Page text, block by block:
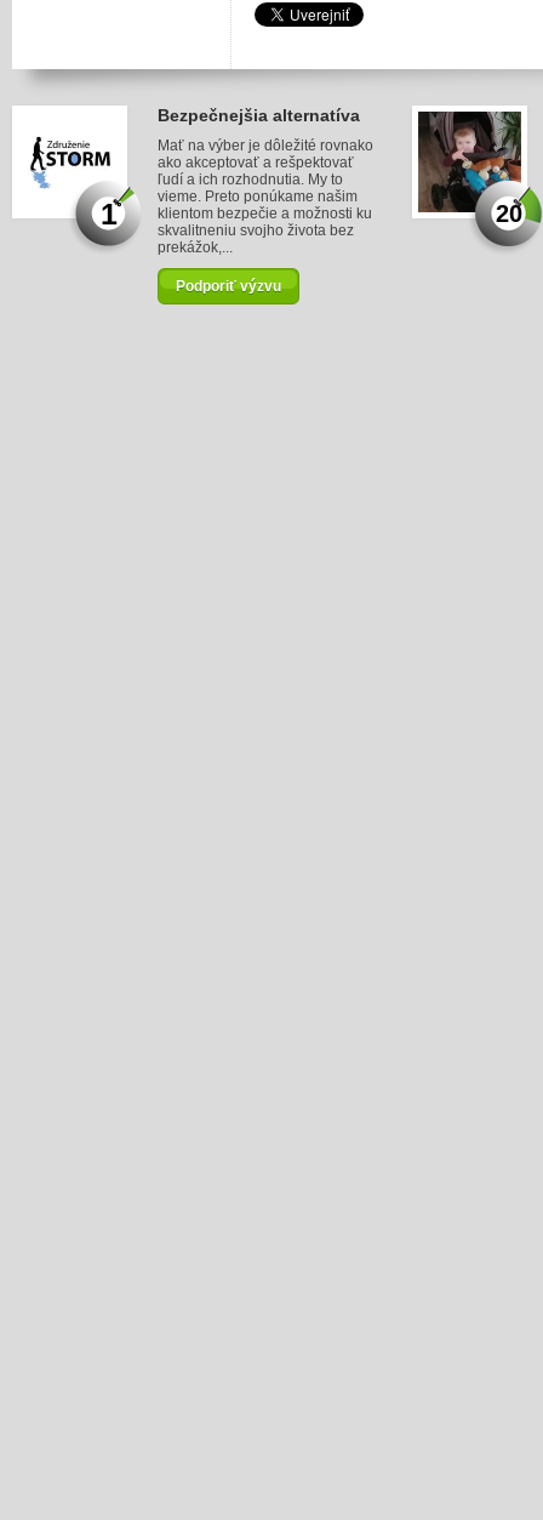
1
Bezpečnejšia alternatíva
Mať na výber je dôležité rovnako
ako akceptovať a rešpektovať
ľudí a ich rozhodnutia. My to
vieme. Preto ponúkame našim
klientom bezpečie a možnosti ku
skvalitneniu svojho života bez
prekážok,...
Podporiť výzvu
20